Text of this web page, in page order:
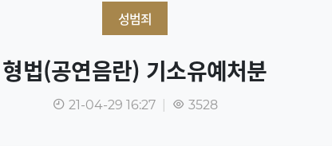
성범죄
형법(공연음란) 기소유예처분
21-04-29 16:27 3528